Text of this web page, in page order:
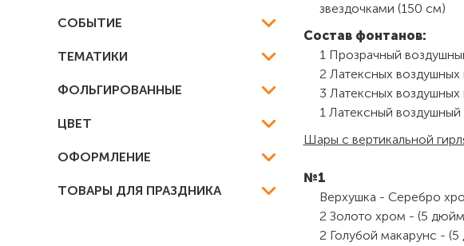
СОБЫТИЕ
ТЕМАТИКИ
ФОЛЬГИРОВАННЫЕ
ЦВЕТ
ОФОРМЛЕНИЕ
ТОВАРЫ ДЛЯ ПРАЗДНИКА
звездочками (150 см)
Состав фонтанов:
1 Прозрачный
2 Латексных
3 Латексных
1 Латексный
Шары с вертикальной
№1
Верхушка - Серебро
2 Золото хром - (5
2 Голубой макарунс -